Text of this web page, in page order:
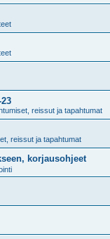
reissut ja tapahtumat
reissut ja tapahtumat
korjausohjeet